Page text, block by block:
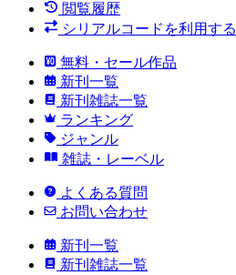
閲覧履歴
シリアルコードを利用する
無料・セール作品
新刊一覧
新刊雑誌一覧
ランキング
ジャンル
雑誌・レーベル
よくある質問
お問い合わせ
新刊一覧
新刊雑誌一覧